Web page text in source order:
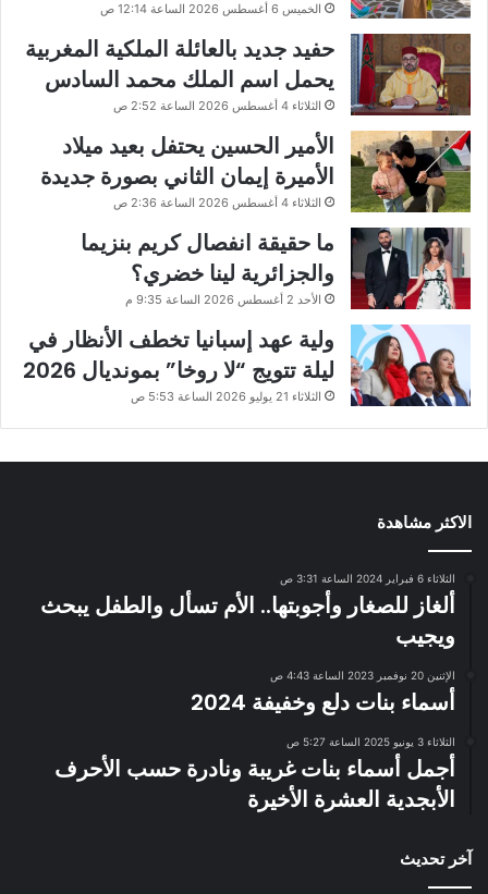
الخميس 6 أغسطس 2026 الساعة 12:14 ص
حفيد جديد بالعائلة الملكية المغربية
يحمل اسم الملك محمد السادس
الثلاثاء 4 أغسطس 2026 الساعة 2:52 ص
الأمير الحسين يحتفل بعيد ميلاد
الأميرة إيمان الثاني بصورة جديدة
الثلاثاء 4 أغسطس 2026 الساعة 2:36 ص
ما حقيقة انفصال كريم بنزيما
والجزائرية لينا خضري؟
الأحد 2 أغسطس 2026 الساعة 9:35 م
ولية عهد إسبانيا تخطف الأنظار في
ليلة تتويج “لا روخا” بمونديال 2026
الثلاثاء 21 يوليو 2026 الساعة 5:53 ص
الاكثر مشاهدة
الثلاثاء 6 فبراير 2024 الساعة 3:31 ص
ألغاز للصغار وأجوبتها.. الأم تسأل والطفل يبحث
ويجيب
الإثنين 20 نوفمبر 2023 الساعة 4:43 ص
أسماء بنات دلع وخفيفة 2024
الثلاثاء 3 يونيو 2025 الساعة 5:27 ص
أجمل أسماء بنات غريبة ونادرة حسب الأحرف
الأبجدية العشرة الأخيرة
آخر تحديث